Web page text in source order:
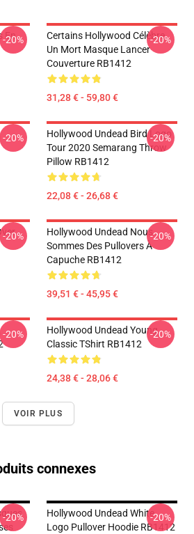
En
-20%
Certains Hollywood Célèbre
Un Mort Masque Lancer
Couverture RB1412
31,28 € - 59,80 €
-20%
-20%
Hollywood Undead Bird Logo
Tour 2020 Semarang Throw
Pillow RB1412
22,08 € - 26,68 €
-20%
-20%
Hollywood Undead Nous
Sommes Des Pullovers À
Capuche RB1412
39,51 € - 45,95 €
-20%
-20%
Hollywood Undead Young
Classic TShirt RB1412
24,38 € - 28,06 €
-20%
VOIR PLUS
connexes
-20%
Hollywood Undead White
Logo Pullover Hoodie RB1412
-20%